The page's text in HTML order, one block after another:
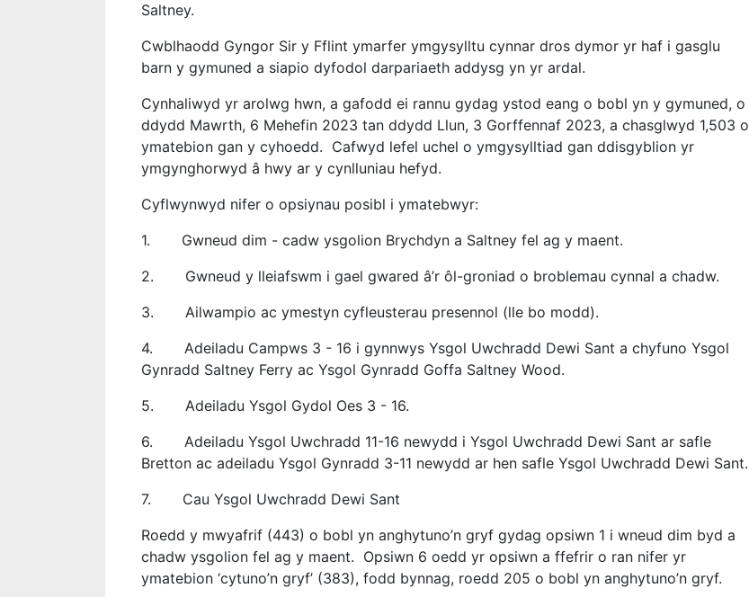
Saltney.
Cwblhaodd Gyngor Sir y Fflint ymarfer ymgysylltu cynnar dros dymor yr haf i gasglu
barn y gymuned a siapio dyfodol darpariaeth addysg yn yr ardal.
Cynhaliwyd yr arolwg hwn, a gafodd ei rannu gydag ystod eang o bobl yn y gymuned, o
ddydd Mawrth, 6 Mehefin 2023 tan ddydd Llun, 3 Gorffennaf 2023, a chasglwyd 1,503 o
ymatebion gan y cyhoedd. Cafwyd lefel uchel o ymgysylltiad gan ddisgyblion yr
ymgynghorwyd â hwy ar y cynlluniau hefyd.
Cyflwynwyd nifer o opsiynau posibl i ymatebwyr:
1. Gwneud dim - cadw ysgolion Brychdyn a Saltney fel ag y maent.
2. Gwneud y lleiafswm i gael gwared â’r ôl-groniad o broblemau cynnal a chadw.
3. Ailwampio ac ymestyn cyfleusterau presennol (lle bo modd).
4. Adeiladu Campws 3 - 16 i gynnwys Ysgol Uwchradd Dewi Sant a chyfuno Ysgol
Gynradd Saltney Ferry ac Ysgol Gynradd Goffa Saltney Wood.
5. Adeiladu Ysgol Gydol Oes 3 - 16.
6. Adeiladu Ysgol Uwchradd 11-16 newydd i Ysgol Uwchradd Dewi Sant ar safle
Bretton ac adeiladu Ysgol Gynradd 3-11 newydd ar hen safle Ysgol Uwchradd Dewi Sant.
7. Cau Ysgol Uwchradd Dewi Sant
Roedd y mwyafrif (443) o bobl yn anghytuno’n gryf gydag opsiwn 1 i wneud dim byd a
chadw ysgolion fel ag y maent. Opsiwn 6 oedd yr opsiwn a ffefrir o ran nifer yr
ymatebion ‘cytuno’n gryf’ (383), fodd bynnag, roedd 205 o bobl yn anghytuno’n gryf.